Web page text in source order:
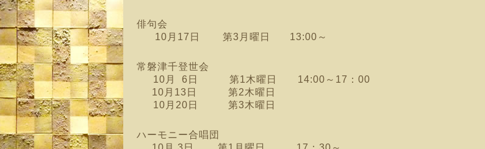
俳句会
10月17日 第3月曜日 13:00～
常磐津千登世会
10月 6日 第1木曜日 14:00～17：00
10月13日 第2木曜日
10月20日 第3木曜日
ハーモニー合唱団